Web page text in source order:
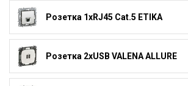
Розетка 1xRJ45 Cat.5 ETIKA
Розетка 2xUSB VALENA ALLURE